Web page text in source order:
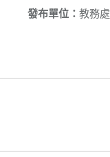
發布單位： 教務處